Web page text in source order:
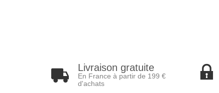
Livraison gratuite
En France à partir de 199 €
d'achats